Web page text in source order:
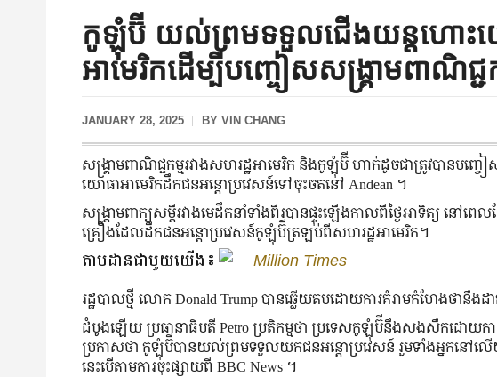
កូឡុំប៊ី យល់ព្រមទទួលជើងយន្តហោះយ
អាមេរិកដើម្បីបញ្ចៀសសង្គ្រាមពាណិជ្ជ
JANUARY 28, 2025 BY VIN CHANG
សង្គ្រាមពាណិជ្ជកម្មរវាងសហរដ្ឋអាមេរិក និងកូឡុំប៊ី ហាក់ដូចជាត្រូវបានបញ្
យោធាអាមេរិកដឹកជនអន្តោប្រវេសន៍ទៅចុះចតនៅ Andean ។
សង្គ្រាមពាក្យសម្តីរវាងមេដឹកនាំទាំងពីរបានផ្ទុះឡើងកាលពីថ្ងៃអាទិត្យ នៅព
គ្រឿងដែលដឹកជនអន្តោប្រវេសន៍កូឡុំប៊ីត្រឡប់ពីសហរដ្ឋអាមេរិក។
តាមដានជាមួយយើង៖ Million Times
រដ្ឋបាលថ្មី លោក Donald Trump បានឆ្លើយតបដោយការគំរាមកំហែងថានឹង
ដំបូងឡើយ ប្រធានាធិបតី Petro ប្រតិកម្មថា ប្រទេសកូឡុំប៊ីនឹងសងសឹកដោយកា
ប្រកាសថា កូឡុំប៊ីបានយល់ព្រមទទួលយកជនអន្តោប្រវេសន៍ រួមទាំងអ្នកនៅល
នេះបើតាមការចុះផ្សាយពី BBC News ។